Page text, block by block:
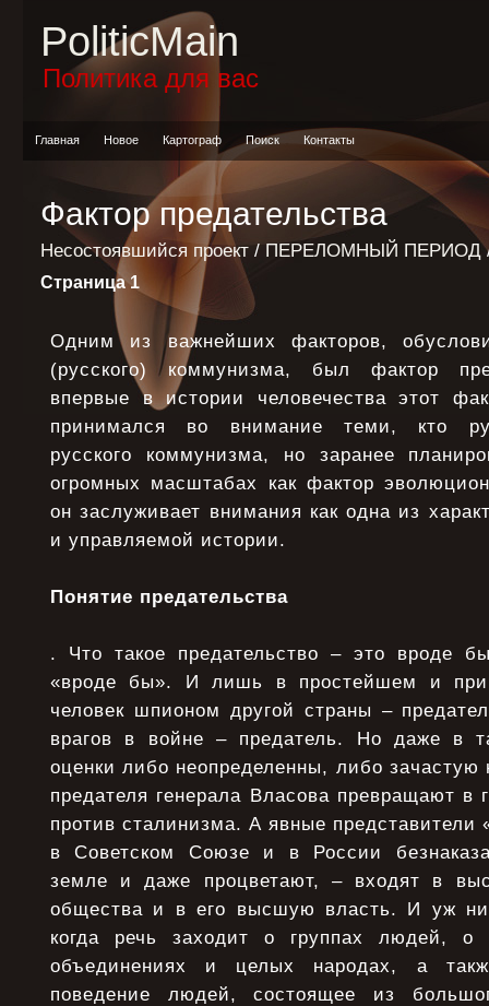
PoliticMain
Политика для вас
Главная Новое Картограф Поиск Контакты
Фактор предательства
Несостоявшийся проект / ПЕРЕЛОМНЫЙ ПЕРИОД
Страница 1
Одним из важнейших факторов,
(русского) коммунизма, был фактор
впервые в истории человечества этот
принимался во внимание теми, кто
русского коммунизма, но заранее
огромных масштабах как фактор
он заслуживает внимания как одна из
и управляемой истории.
Понятие предательства
. Что такое предательство – это вроде
«вроде бы». И лишь в простейшем и
человек шпионом другой страны –
врагов в войне – предатель. Но даже в
оценки либо неопределенны, либо
предателя генерала Власова превращают в
против сталинизма. А явные представители
в Советском Союзе и в России
земле и даже процветают, – входят в
общества и в его высшую власть. И уж
когда речь заходит о группах людей, о
объединениях и целых народах, а
поведение людей, состоящее из